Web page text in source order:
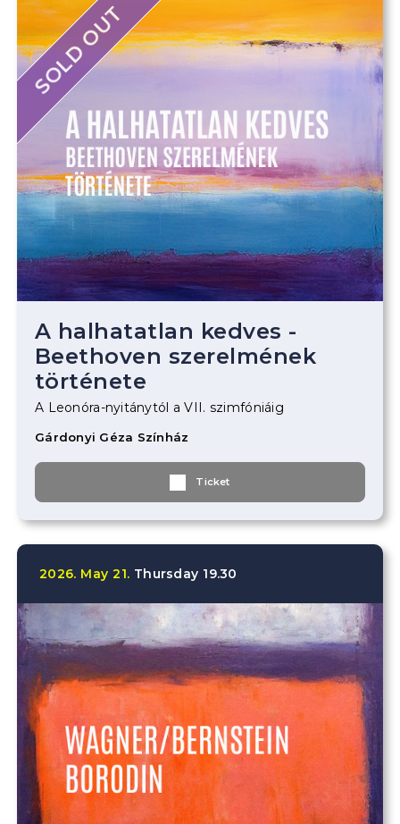
SOLD OUT
A halhatatlan kedves -
Beethoven szerelmének
története
A Leonóra-nyitánytól a VII. szimfóniáig
Gárdonyi Géza Színház
Ticket
2026. May 21. Thursday 19.30